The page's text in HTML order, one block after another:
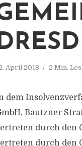
April 2018 2 Min.
dem
Bautzner
durch den
durch den